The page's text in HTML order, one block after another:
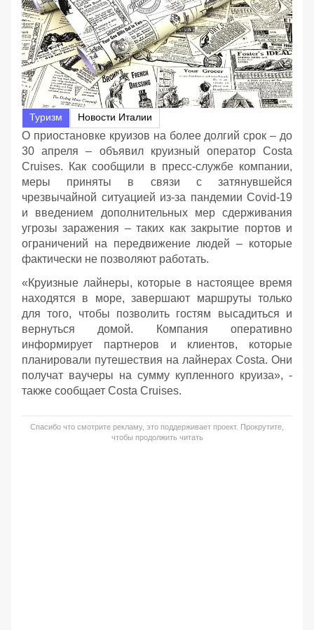
Туризм Новости Италии
О приостановке круизов на более долгий срок – до
30 апреля – объявил круизный оператор Costa
Cruises. Как сообщили в пресс-службе компании,
меры приняты в связи с затянувшейся
чрезвычайной ситуацией из-за пандемии Covid-19
и введением дополнительных мер сдерживания
угрозы заражения – таких как закрытие портов и
ограничений на передвижение людей – которые
фактически не позволяют работать.
«Круизные лайнеры, которые в настоящее время
находятся в море, завершают маршруты только
для того, чтобы позволить гостям высадиться и
вернуться домой. Компания оперативно
информирует партнеров и клиентов, которые
планировали путешествия на лайнерах Costa. Они
получат ваучеры на сумму купленного круиза», -
также сообщает Costa Cruises.
Спасибо что смотрите рекламу, это поддерживает проект. Прокрутите,
чтобы продолжить читать